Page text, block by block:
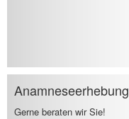
Anamneseerhebung
Gerne beraten wir Sie!